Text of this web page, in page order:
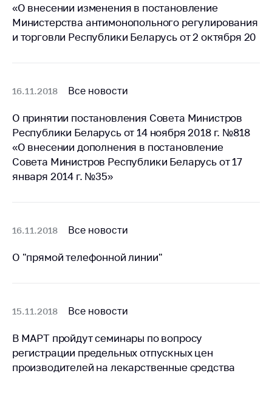
Решение Комиссии
по установлению
факта нарушения
законодательства
предупреждения
Общественное
обсуждение
проектов
Упрощение условий
Рекомендации по
субъектов торговли,
питания, бытового
обслуживания
Обучение по
«О внесении изменения в постановление
Министерства антимонопольного регулирования
и торговли Республики Беларусь от 2 октября 20
16.11.2018 Все новости
О принятии постановления Совета Министров
Республики Беларусь от 14 ноября 2018 г. №818
«О внесении дополнения в постановление
Совета Министров Республики Беларусь от 17
января 2014 г. №35»
16.11.2018 Все новости
О "прямой телефонной линии"
15.11.2018 Все новости
В МАРТ пройдут семинары по вопросу
регистрации предельных отпускных цен
производителей на лекарственные средства